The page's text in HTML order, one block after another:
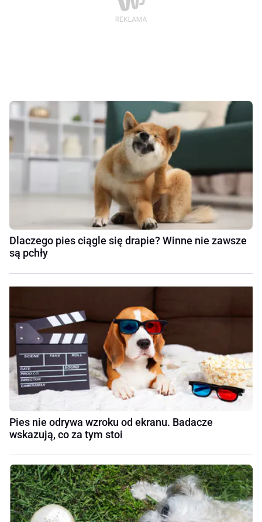
Dlaczego pies ciągle się drapie? Winne nie zawsze
są pchły
Pies nie odrywa wzroku od ekranu. Badacze
wskazują, co za tym stoi